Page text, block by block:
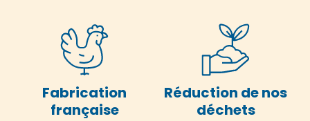
Fabrication
française
Réduction de nos
déchets